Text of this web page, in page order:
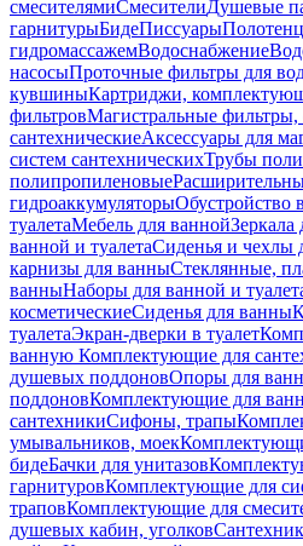
смесителямиСмесителиДушевые
гарнитурыБидеПиссуары
гидромассажемВодоснабжение
насосыПроточные фильтры для
кувшиныКартриджи,
фильтровМагистральные фильтры,
сантехническиеАксессуары для
систем сантехническихТрубы
полипропиленовые
гидроаккумуляторыОбустройство
туалетаМебель для ваннойЗеркала
ванной и туалетаСиденья и чехлы
карнизы для ванныСтеклянные,
ванныНаборы для ванной и
косметическиеСиденья для ванны
туалетаЭкран-дверки в туалет
ванную Комплектующие для
душевых поддоновОпоры для
поддоновКомплектующие для ванн
сантехникиСифоны, трапы
умывальников, моек
бидеБачки для унитазов
гарнитуровКомплектующие для
траповКомплектующие для
душевых кабин, уголков